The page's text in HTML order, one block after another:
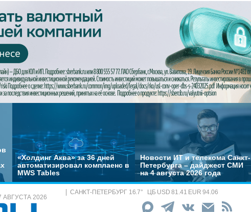
«Холдинг Аква» за 36 дней
автоматизировал комплаенс в
MWS Tables
Новости ИТ и телекома Санкт-
Петербурга – дайджест СМИ
на 4 августа 2026 года
АВГУСТА 2026
САНКТ-ПЕТЕРБУРГ 16.7° ЦБ USD 81.41 EUR 94.06